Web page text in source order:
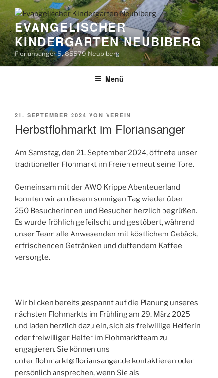
Inhalt
springenEVANGELISCHER
KINDERGARTEN NEUBIBERG
Floriansanger 5, 85579 Neubiberg
Menü
VERÖFFENTLICHT
21. SEPTEMBER 2024 VON VEREIN
Herbstflohmarkt im Floriansanger
Am Samstag, den 21. September 2024, öffnete unser
traditioneller Flohmarkt im Freien erneut seine Tore.
Gemeinsam mit der AWO Krippe Abenteuerland
konnten wir an diesem sonnigen Tag wieder über
250 Besucherinnen und Besucher herzlich begrüßen.
Es wurde fröhlich gefeilscht und gestöbert, während
unser Team alle Anwesenden mit köstlichem Gebäck,
erfrischenden Getränken und duftendem Kaffee
versorgte.
Wir blicken bereits gespannt auf die Planung unseres
nächsten Flohmarkts im Frühling am 29. März 2025
und laden herzlich dazu ein, sich als freiwillige Helferin
oder freiwilliger Helfer im Flohmarktteam zu
engagieren. Sie können uns
unterflohmarkt@floriansanger.de kontaktieren oder
persönlich ansprechen, wenn Sie als